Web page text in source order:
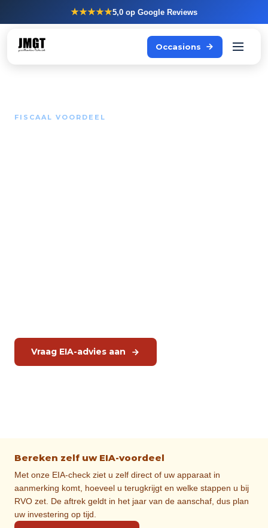
★★★★★5,0 op Google Reviews
Occasions
FISCAAL VOORDEEL
Vraag EIA-advies aan
Bereken zelf uw EIA-voordeel
Met onze EIA-check ziet u zelf direct of uw apparaat in
aanmerking komt, hoeveel u terugkrijgt en welke stappen u bij
RVO zet. De aftrek geldt in het jaar van de aanschaf, dus plan
uw investering op tijd.